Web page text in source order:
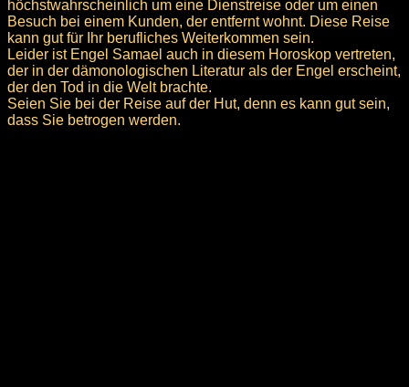
höchstwahrscheinlich um eine Dienstreise oder um einen
Besuch bei einem Kunden, der entfernt wohnt. Diese Reise
kann gut für Ihr berufliches Weiterkommen sein.
Leider ist Engel Samael auch in diesem Horoskop vertreten,
der in der dämonologischen Literatur als der Engel erscheint,
der den Tod in die Welt brachte.
Seien Sie bei der Reise auf der Hut, denn es kann gut sein,
dass Sie betrogen werden.